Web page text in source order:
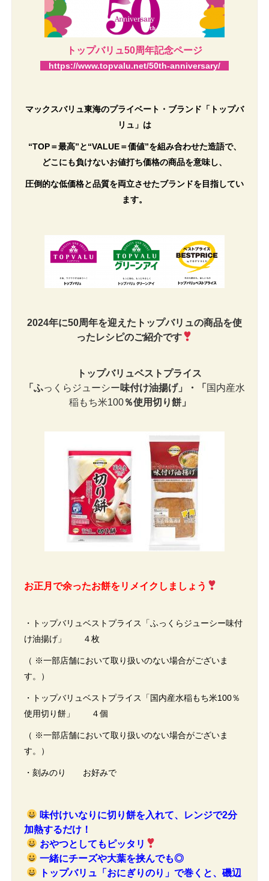
トップバリュ50周年記念ページ
https://www.topvalu.net/50th-anniversary/
マックスバリュ東海のプライベート・ブランド「トップバ
リュ」は
“TOP＝最高”と“VALUE＝価値”を組み合わせた造語で、
どこにも負けないお値打ち価格の商品を意味し、
圧倒的な低価格と品質を両立させたブランドを目指してい
ます。
2024年に50周年を迎えたトップバリュの商品を使
ったレシピのご紹介です
トップバリュベストプライス
「ふっくらジューシー味付け油揚げ」・ 「 国内産水
稲もち米100％使用切り餅」
お正月で余ったお餅をリメイクしましょう
・トップバリュベストプライス「ふっくらジューシー味付
け油揚げ」 ４枚
（ ※一部店舗において取り扱いのない場合がございま
す。）
・トップバリュベストプライス「国内産水稲もち米100％
使用切り餅」 ４個
（ ※一部店舗において取り扱いのない場合がございま
す。）
・刻みのり お好みで
味付けいなりに切り餅を入れて、レンジで2分
加熱するだけ！
おやつとしてもピッタリ
一緒にチーズや大葉を挟んでも◎
トップバリュ「おにぎりのり」で巻くと、磯辺